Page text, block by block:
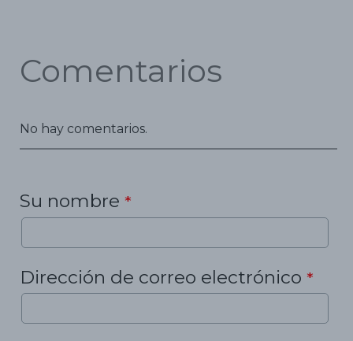
Comentarios
No hay comentarios.
Su nombre *
Dirección de correo electrónico *